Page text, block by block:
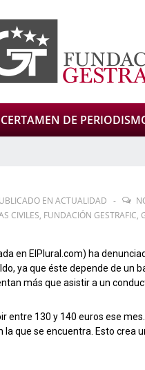
CERTAMEN DE
EN ACTUALIDAD
CIVILES, FUNDACIÓN GESTRAFIC,
en ElPlural.com) ha
ya que éste depende de un
más que asistir a un
entre 130 y 140 euros ese
que se encuentra. Esto crea